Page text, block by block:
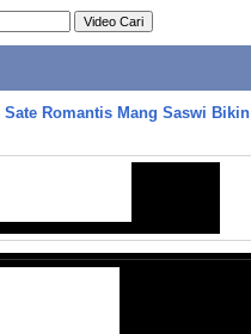
Romantis Mang Saswi Bikin